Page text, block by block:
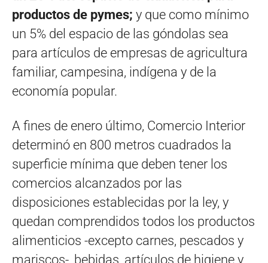
productos de pymes; y que como mínimo
un 5% del espacio de las góndolas sea
para artículos de empresas de agricultura
familiar, campesina, indígena y de la
economía popular.
A fines de enero último, Comercio Interior
determinó en 800 metros cuadrados la
superficie mínima que deben tener los
comercios alcanzados por las
disposiciones establecidas por la ley, y
quedan comprendidos todos los productos
alimenticios -excepto carnes, pescados y
mariscos-, bebidas, artículos de higiene y